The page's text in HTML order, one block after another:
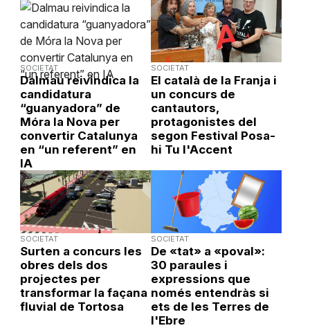
SOCIETAT
Dalmau reivindica la
candidatura
“guanyadora” de
Móra la Nova per
convertir Catalunya
en “un referent” en
IA
SOCIETAT
El català de la Franja i
un concurs de
cantautors,
protagonistes del
segon Festival Posa-
hi Tu l'Accent
SOCIETAT
Surten a concurs les
obres dels dos
projectes per
transformar la façana
fluvial de Tortosa
SOCIETAT
De «tat» a «poval»:
30 paraules i
expressions que
només entendràs si
ets de les Terres de
l'Ebre